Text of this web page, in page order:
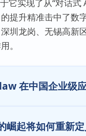
它实现了从“对话
提升精准击中了数
圳龙岗、无锡高新
。
在中国企业级
崛起将如何重新